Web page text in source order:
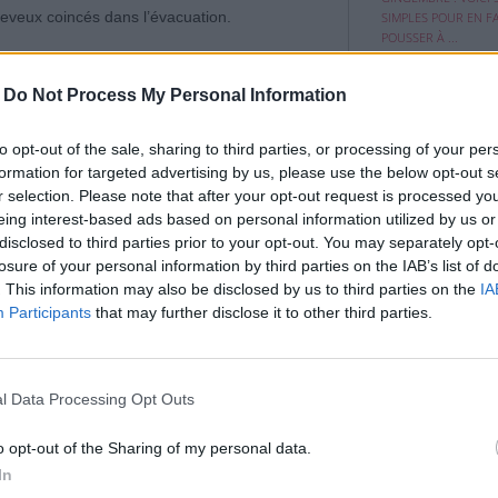
Do Not Process My Personal Information
opt-out of the sale, sharing to third parties, or processing of your
for targeted advertising by us, please use the below opt-out
selection. Please note that after your opt-out request is processed
interest-based ads based on personal information utilized by us
to third parties prior to your opt-out. You may separately
of your personal information by third parties on the IAB’s list of
This information may also be disclosed by us to third parties on the
Participants that may further disclose it to other third parties.
Data Processing Opt Outs
opt-out of the Sharing of my personal data.
coincés dans l’évacuation.
la bonde, sans démonter le siphon. Ce
d’un fil rigide ou d’un outil simple,
SIMPLES POUR EN
POUSSER À ...
UN TRUC TRÈS
POUR NETTOYER UN
EN TISSU
Votre canapé en
aurait besoin ...